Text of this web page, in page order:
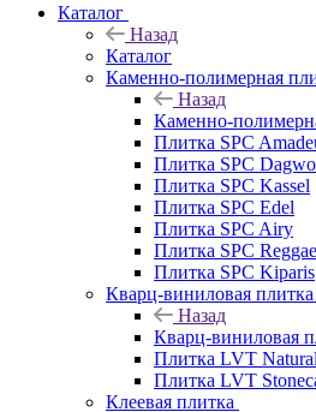
Каталог
Назад
Каталог
Каменно-полимерная
Назад
Каменно-
Плитка SPC
Плитка SPC
Плитка SPC Kassel
Плитка SPC Edel
Плитка SPC Airy
Плитка SPC Reggae
Плитка SPC Kiparis
Кварц-виниловая
Назад
Кварц-виниловая
Плитка LVT
Плитка LVT
Клеевая плитка